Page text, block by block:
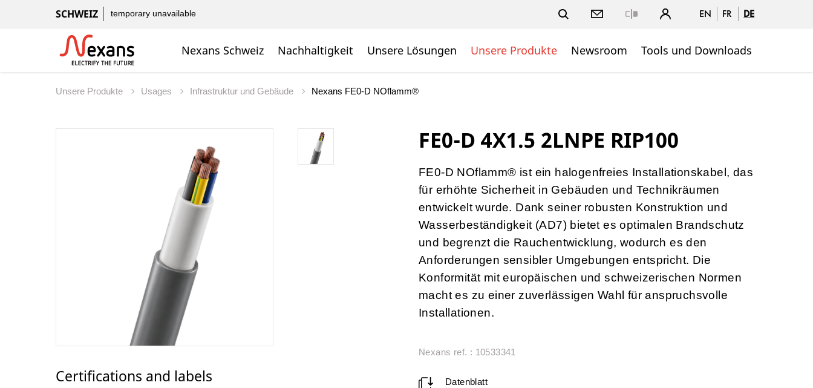
SCHWEIZ temporary unavailable EN FR DE
Nexans Schweiz Nachhaltigkeit Unsere Lösungen Unsere Produkte Newsroom Tools und Downloads
Unsere Produkte Usages Infrastruktur und Gebäude Nexans FE0-D NOflamm®
Certifications and labels
FE0-D 4X1.5 2LNPE RIP100
FE0-D NOflamm® ist ein halogenfreies Installationskabel, das
für erhöhte Sicherheit in Gebäuden und Technikräumen
entwickelt wurde. Dank seiner robusten Konstruktion und
Wasserbeständigkeit (AD7) bietet es optimalen Brandschutz
und begrenzt die Rauchentwicklung, wodurch es den
Anforderungen sensibler Umgebungen entspricht. Die
Konformität mit europäischen und schweizerischen Normen
macht es zu einer zuverlässigen Wahl für anspruchsvolle
Installationen.
Nexans ref. : 10533341
Datenblatt